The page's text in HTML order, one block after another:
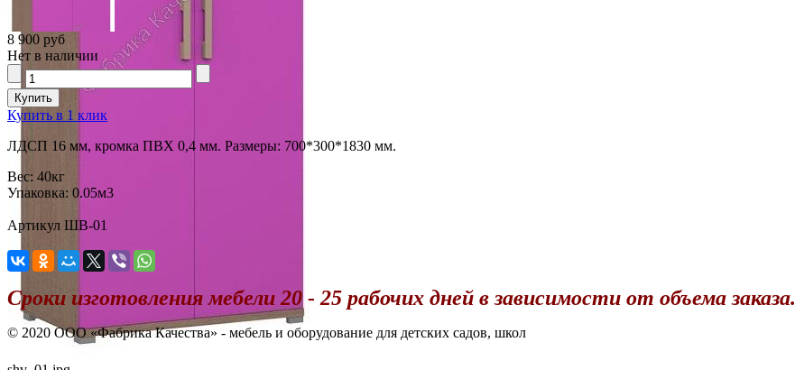
8 900 руб
Нет в наличии
Купить в 1 клик
ЛДСП 16 мм, кромка ПВХ 0,4 мм. Размеры: 700*300*1830 мм.
Вес: 40кг
Упаковка: 0.05м3
Артикул ШВ-01
Сроки изготовления мебели 20 - 25 рабочих дней в зависимости от объема заказа.
© 2020 OOO «Фабрика Качества» - мебель и оборудование для детских садов, школ